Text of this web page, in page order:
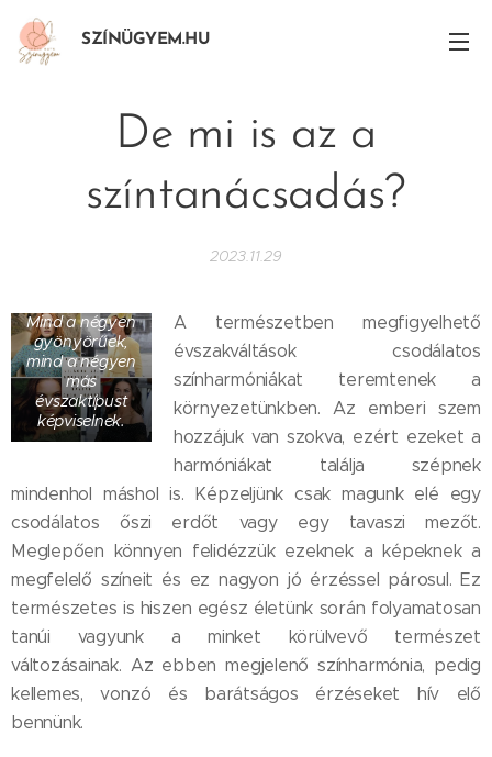
SZÍNÜGYEM.HU
De mi is az a
színtanácsadás?
2023.11.29
Mind a négyen
gyönyörűek,
mind a négyen
más
évszaktípust
képviselnek.
A természetben megfigyelhető
évszakváltások csodálatos
színharmóniákat teremtenek a
környezetünkben. Az emberi szem
hozzájuk van szokva, ezért ezeket a
harmóniákat találja szépnek
mindenhol máshol is. Képzeljünk csak magunk elé egy
csodálatos őszi erdőt vagy egy tavaszi mezőt.
Meglepően könnyen felidézzük ezeknek a képeknek a
megfelelő színeit és ez nagyon jó érzéssel párosul. Ez
természetes is hiszen egész életünk során folyamatosan
tanúi vagyunk a minket körülvevő természet
változásainak. Az ebben megjelenő színharmónia, pedig
kellemes, vonzó és barátságos érzéseket hív elő
bennünk.